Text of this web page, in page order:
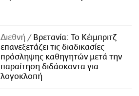
Διεθνή
Βρετανία: Το Κέιμπριτζ
επανεξετάζει τις διαδικασίες
πρόσληψης καθηγητών μετά την
παραίτηση διδάσκοντα για
λογοκλοπή